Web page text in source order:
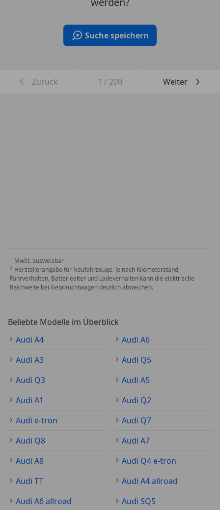
Suche speichern
Zurück 1 / 200 Weiter
MwSt. ausweisbar
Herstellerangabe für Neufahrzeuge. Je nach Kilometerstand,
Fahrverhalten, Batteriealter und Ladeverhalten kann die elektrische
Reichweite bei Gebrauchtwagen deutlich abweichen.
Beliebte Modelle im Überblick
Audi A4
Audi A6
Audi A3
Audi Q5
Audi Q3
Audi A5
Audi A1
Audi Q2
Audi e-tron
Audi Q7
Audi Q8
Audi A7
Audi A8
Audi Q4 e-tron
Audi TT
Audi A4 allroad
Audi A6 allroad
Audi SQ5